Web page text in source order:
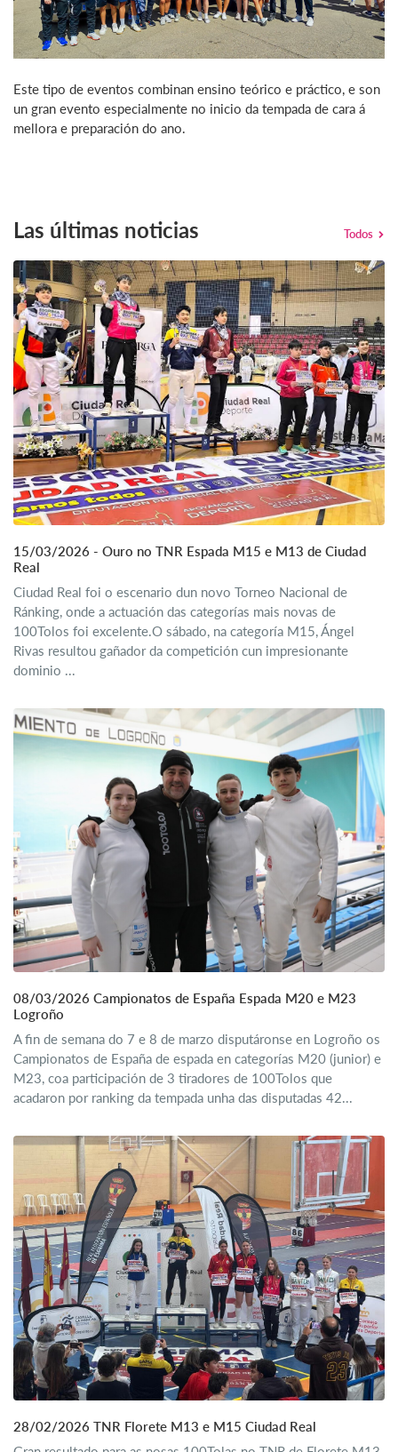
Este tipo de eventos combinan ensino teórico e práctico, e son
un gran evento especialmente no inicio da tempada de cara á
mellora e preparación do ano.
Las últimas noticias Todos
15/03/2026 - Ouro no TNR Espada M15 e M13 de Ciudad
Real
Ciudad Real foi o escenario dun novo Torneo Nacional de
Ránking, onde a actuación das categorías mais novas de
100Tolos foi excelente.O sábado, na categoría M15, Ángel
Rivas resultou gañador da competición cun impresionante
dominio ...
08/03/2026 Campionatos de España Espada M20 e M23
Logroño
A fin de semana do 7 e 8 de marzo disputáronse en Logroño os
Campionatos de España de espada en categorías M20 (junior) e
M23, coa participación de 3 tiradores de 100Tolos que
acadaron por ranking da tempada unha das disputadas 42...
28/02/2026 TNR Florete M13 e M15 Ciudad Real